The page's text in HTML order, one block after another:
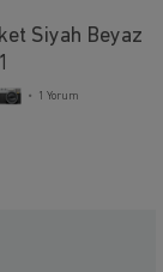
Siyah Beyaz
• 1 Yorum